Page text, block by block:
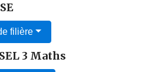
filière
3 Maths